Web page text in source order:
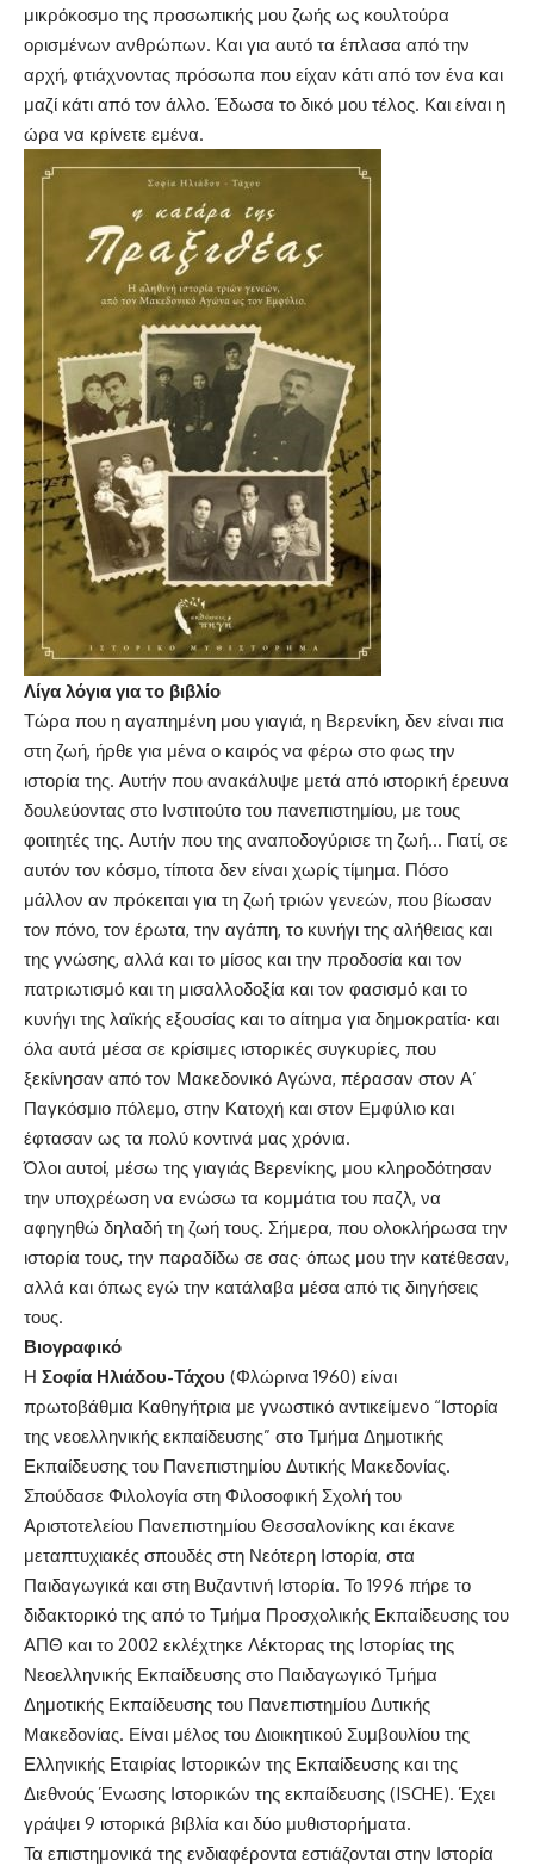
μικρόκοσμο της προσωπικής μου ζωής ως κουλτούρα
ορισμένων ανθρώπων. Και για αυτό τα έπλασα από την
αρχή, φτιάχνοντας πρόσωπα που είχαν κάτι από τον ένα και
μαζί κάτι από τον άλλο. Έδωσα το δικό μου τέλος. Και είναι η
ώρα να κρίνετε εμένα.
Λίγα λόγια για το βιβλίο
Τώρα που η αγαπημένη μου γιαγιά, η Βερενίκη, δεν είναι πια
στη ζωή, ήρθε για μένα ο καιρός να φέρω στο φως την
ιστορία της. Αυτήν που ανακάλυψε μετά από ιστορική έρευνα
δουλεύοντας στο Ινστιτούτο του πανεπιστημίου, με τους
φοιτητές της. Αυτήν που της αναποδογύρισε τη ζωή… Γιατί, σε
αυτόν τον κόσμο, τίποτα δεν είναι χωρίς τίμημα. Πόσο
μάλλον αν πρόκειται για τη ζωή τριών γενεών, που βίωσαν
τον πόνο, τον έρωτα, την αγάπη, το κυνήγι της αλήθειας και
της γνώσης, αλλά και το μίσος και την προδοσία και τον
πατριωτισμό και τη μισαλλοδοξία και τον φασισμό και το
κυνήγι της λαϊκής εξουσίας και το αίτημα για δημοκρατία· και
όλα αυτά μέσα σε κρίσιμες ιστορικές συγκυρίες, που
ξεκίνησαν από τον Μακεδονικό Αγώνα, πέρασαν στον Α’
Παγκόσμιο πόλεμο, στην Κατοχή και στον Εμφύλιο και
έφτασαν ως τα πολύ κοντινά μας χρόνια.
Όλοι αυτοί, μέσω της γιαγιάς Βερενίκης, μου κληροδότησαν
την υποχρέωση να ενώσω τα κομμάτια του παζλ, να
αφηγηθώ δηλαδή τη ζωή τους. Σήμερα, που ολοκλήρωσα την
ιστορία τους, την παραδίδω σε σας· όπως μου την κατέθεσαν,
αλλά και όπως εγώ την κατάλαβα μέσα από τις διηγήσεις
τους.
Βιογραφικό
Η Σοφία Ηλιάδου-Τάχου (Φλώρινα 1960) είναι
πρωτοβάθμια Καθηγήτρια με γνωστικό αντικείμενο “Ιστορία
της νεοελληνικής εκπαίδευσης” στο Τμήμα Δημοτικής
Εκπαίδευσης του Πανεπιστημίου Δυτικής Μακεδονίας.
Σπούδασε Φιλολογία στη Φιλοσοφική Σχολή του
Αριστοτελείου Πανεπιστημίου Θεσσαλονίκης και έκανε
μεταπτυχιακές σπουδές στη Νεότερη Ιστορία, στα
Παιδαγωγικά και στη Βυζαντινή Ιστορία. Το 1996 πήρε το
διδακτορικό της από το Τμήμα Προσχολικής Εκπαίδευσης του
ΑΠΘ και το 2002 εκλέχτηκε Λέκτορας της Ιστορίας της
Νεοελληνικής Εκπαίδευσης στο Παιδαγωγικό Τμήμα
Δημοτικής Εκπαίδευσης του Πανεπιστημίου Δυτικής
Μακεδονίας. Είναι μέλος του Διοικητικού Συμβουλίου της
Ελληνικής Εταιρίας Ιστορικών της Εκπαίδευσης και της
Διεθνούς Ένωσης Ιστορικών της εκπαίδευσης (ISCHE). Έχει
γράψει 9 ιστορικά βιβλία και δύο μυθιστορήματα.
Τα επιστημονικά της ενδιαφέροντα εστιάζονται στην Ιστορία